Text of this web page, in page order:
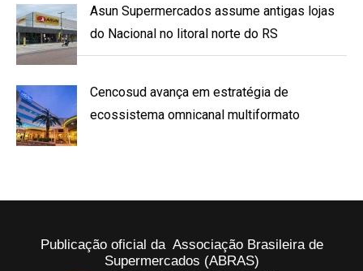
Asun Supermercados assume antigas lojas
do Nacional no litoral norte do RS
Cencosud avança em estratégia de
ecossistema omnicanal multiformato
Publicação oficial da Associação Brasileira de
Supermercados (ABRAS)